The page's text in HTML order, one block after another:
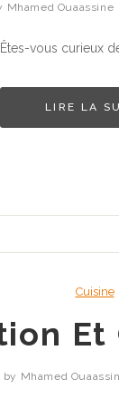
Mhamed Ouaassine
vous curieux
LIRE LA
Cuisine
by Mhamed